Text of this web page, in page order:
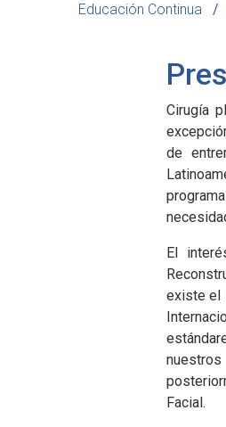
Educación Continua
Cirugía
de
El
existe el
Facial.